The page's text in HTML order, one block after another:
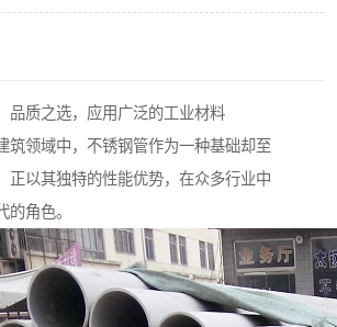
品质之选，应用广泛的工业材料
筑领域中，不锈钢管作为一种基础却至
正以其独特的性能优势，在众多行业中
的角色。